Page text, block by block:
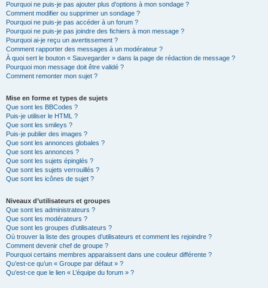
Pourquoi ne puis-je pas ajouter plus d’options à mon sondage ?
Comment modifier ou supprimer un sondage ?
Pourquoi ne puis-je pas accéder à un forum ?
Pourquoi ne puis-je pas joindre des fichiers à mon message ?
Pourquoi ai-je reçu un avertissement ?
Comment rapporter des messages à un modérateur ?
À quoi sert le bouton « Sauvegarder » dans la page de rédaction de message ?
Pourquoi mon message doit être validé ?
Comment remonter mon sujet ?
Mise en forme et types de sujets
Que sont les BBCodes ?
Puis-je utiliser le HTML ?
Que sont les smileys ?
Puis-je publier des images ?
Que sont les annonces globales ?
Que sont les annonces ?
Que sont les sujets épinglés ?
Que sont les sujets verrouillés ?
Que sont les icônes de sujet ?
Niveaux d’utilisateurs et groupes
Que sont les administrateurs ?
Que sont les modérateurs ?
Que sont les groupes d’utilisateurs ?
Où trouver la liste des groupes d’utilisateurs et comment les rejoindre ?
Comment devenir chef de groupe ?
Pourquoi certains membres apparaissent dans une couleur différente ?
Qu’est-ce qu’un « Groupe par défaut » ?
Qu’est-ce que le lien « L’équipe du forum » ?